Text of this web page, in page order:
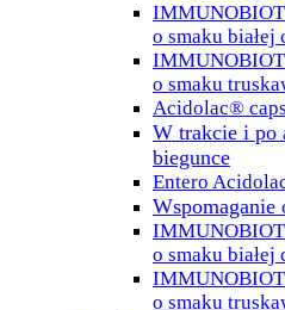
o smaku białej
o smaku
Acidolac® caps
W trakcie i po
biegunce
Entero
Wspomaganie
o smaku białej
o smaku